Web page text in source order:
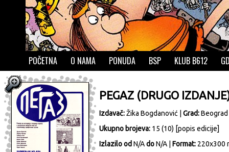
POČETNA O NAMA PONUDA BSP KLUB B612
PEGAZ (DRUGO
Izdavač:Žika Bogdanović Grad:Beograd
Ukupno brojeva: 15 (10) [popis edicije]
Izlazilo odN/AdoN/A | Format: 220x300